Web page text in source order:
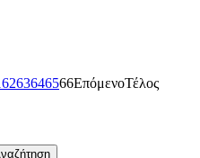
6263646566ΕπόμενοΤέλος